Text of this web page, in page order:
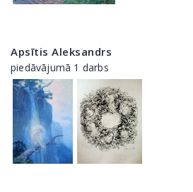
Apsītis Aleksandrs
piedāvājumā 1 darbs